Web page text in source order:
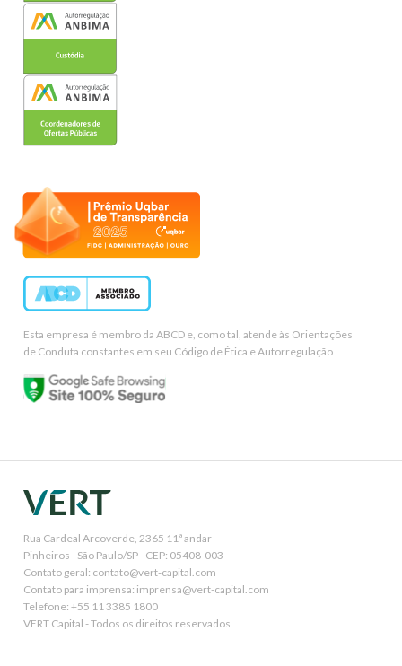
Esta empresa é membro da ABCD e, como tal, atende às Orientações
de Conduta constantes em seu Código de Ética e Autorregulação
Rua Cardeal Arcoverde, 2365 11ª andar
Pinheiros - São Paulo/SP - CEP: 05408-003
Contato geral: contato@vert-capital.com
Contato para imprensa: imprensa@vert-capital.com
Telefone: +55 11 3385 1800
VERT Capital - Todos os direitos reservados